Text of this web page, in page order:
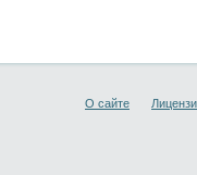
О сайте